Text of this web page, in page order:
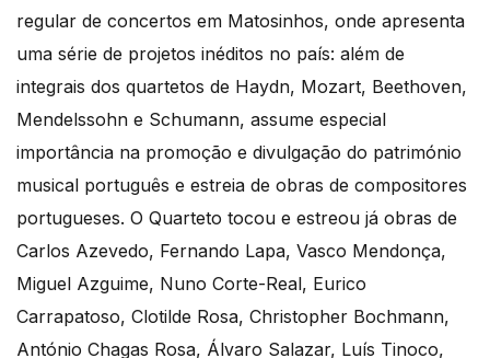
regular de concertos em Matosinhos, onde apresenta
uma série de projetos inéditos no país: além de
integrais dos quartetos de Haydn, Mozart, Beethoven,
Mendelssohn e Schumann, assume especial
importância na promoção e divulgação do património
musical português e estreia de obras de compositores
portugueses. O Quarteto tocou e estreou já obras de
Carlos Azevedo, Fernando Lapa, Vasco Mendonça,
Miguel Azguime, Nuno Corte-Real, Eurico
Carrapatoso, Clotilde Rosa, Christopher Bochmann,
António Chagas Rosa, Álvaro Salazar, Luís Tinoco,